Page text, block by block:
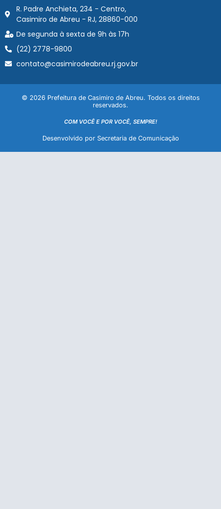
R. Padre Anchieta, 234 - Centro,
Casimiro de Abreu - RJ, 28860-000
De segunda à sexta de 9h às 17h
(22) 2778-9800
contato@casimirodeabreu.rj.gov.br
© 2026 Prefeitura de Casimiro de Abreu. Todos os direitos
reservados.
COM VOCÊ E POR VOCÊ, SEMPRE!
Desenvolvido por Secretaria de Comunicação